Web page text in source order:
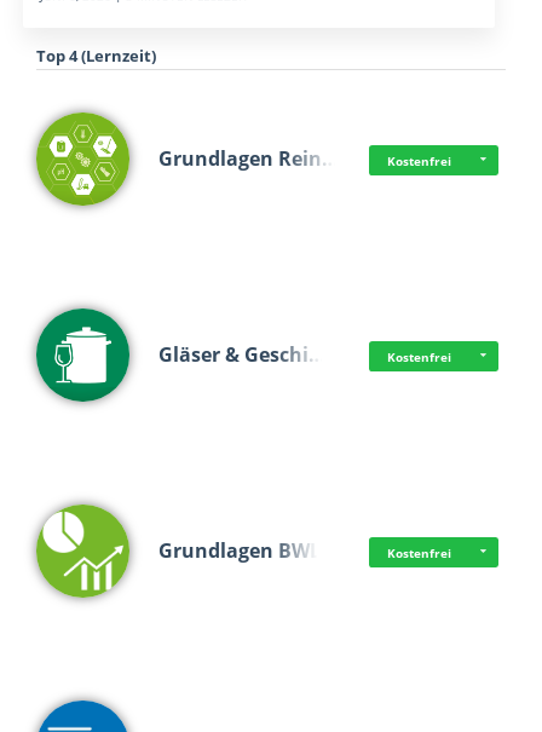
Top 4 (Lernzeit)
Grundlagen Rein… Kostenfrei
Gläser & Geschi… Kostenfrei
Grundlagen BWL Kostenfrei